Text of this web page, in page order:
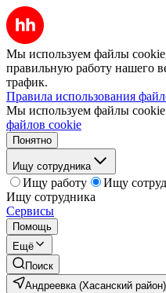
Мы используем файлы
правильную работу нашего
трафик.
Правила использования
Мы используем файлы
файлов cookie
Понятно
Ищу сотрудника
Ищу работу
Ищу
Ищу сотрудника
Сервисы
Помощь
Ещё
Поиск
Андреевка (Хасанский район)